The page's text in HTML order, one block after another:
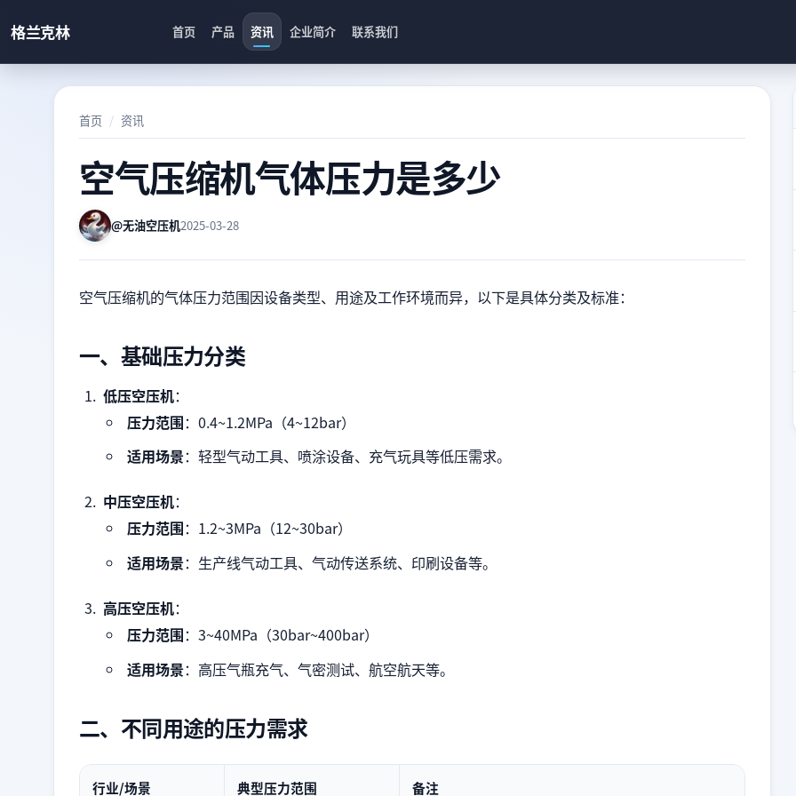
格兰克林 首页 产品 资讯 企业简介 联系我们
首页 资讯
空气压缩机气体压力是多少
@无油空压机2025-03-28
空气压缩机的气体压力范围因设备类型、用途及工作环境而异，以下是具体分类及标准：
一、基础压力分类
低压空压机：
压力范围：0.4~1.2MPa（4~12bar）
适用场景：轻型气动工具、喷涂设备、充气玩具等低压需求。
中压空压机：
压力范围：1.2~3MPa（12~30bar）
适用场景：生产线气动工具、气动传送系统、印刷设备等。
高压空压机：
压力范围：3~40MPa（30bar~400bar）
适用场景：高压气瓶充气、气密测试、航空航天等。
二、不同用途的压力需求
行业/场景 典型压力范围 备注